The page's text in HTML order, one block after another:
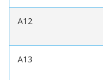
A12
A13